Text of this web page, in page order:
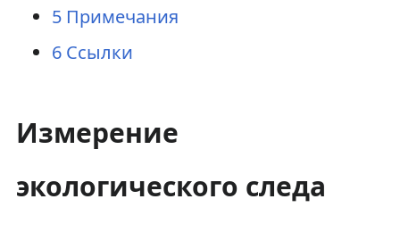
5 Примечания
6 Ссылки
Измерение
экологического следа